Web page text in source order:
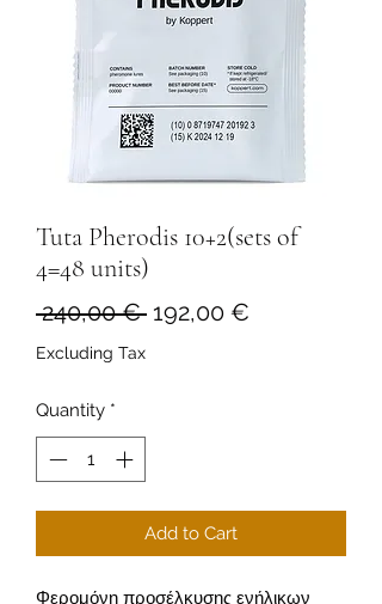
Tuta Pherodis 10+2(sets of
4=48 units)
240,00 € Regular
192,00 €
Excluding Tax
Quantity *
Add to Cart
Φερομόνη προσέλκυσης ενήλικων